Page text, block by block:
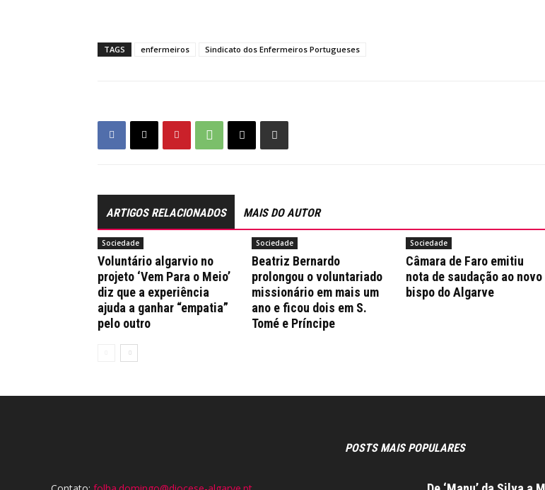
TAGS enfermeiros Sindicato dos Enfermeiros Portugueses
ARTIGOS RELACIONADOS MAIS DO AUTOR
Sociedade
Voluntário algarvio no
projeto ‘Vem Para o Meio’
diz que a experiência
ajuda a ganhar “empatia”
pelo outro
Sociedade
Beatriz Bernardo
prolongou o voluntariado
missionário em mais um
ano e ficou dois em S.
Tomé e Príncipe
Sociedade
Câmara de Faro emitiu
nota de saudação ao novo
bispo do Algarve
POSTS MAIS POPULARES